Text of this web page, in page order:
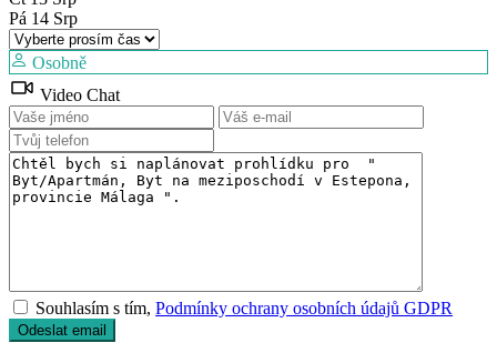
Pá 14 Srp
Osobně
Video Chat
Souhlasím s tím,Podmínky ochrany osobních údajů GDPR